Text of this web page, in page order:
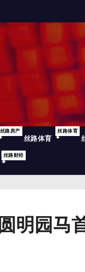
丝路房产
丝路体育
丝路体育
丝路财经
明园马